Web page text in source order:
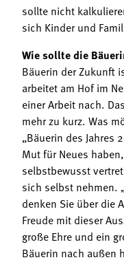
sollte nicht
sich Kinder und
Wie sollte die
Bäuerin der Zukunft
arbeitet am Hof im
einer Arbeit nach.
mehr zu kurz. Was
„Bäuerin des Jahres
Mut für Neues
selbstbewusst
sich selbst nehmen.
denken Sie über die
Freude mit dieser
große Ehre und ein
Bäuerin nach außen